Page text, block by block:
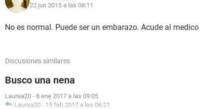
22 jun 2015 a las 08:11
No es normal. Puede ser un embarazo. Acude al medico
Discusiones similares
Busco una nena
Lauraa20 - 8 ene 2017 a las 09:05
Lauraa20 - 15 feb 2017 a las 06:21